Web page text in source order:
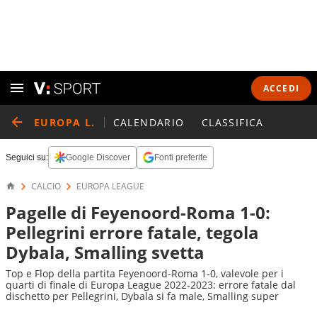
ACCEDI
EUROPA L. CALENDARIO CLASSIFICA
Seguici su: Google Discover Fonti preferite
CALCIO EUROPA LEAGUE
Pagelle di Feyenoord-Roma 1-0:
Pellegrini errore fatale, tegola
Dybala, Smalling svetta
Top e Flop della partita Feyenoord-Roma 1-0, valevole per i
quarti di finale di Europa League 2022-2023: errore fatale dal
dischetto per Pellegrini, Dybala si fa male, Smalling super